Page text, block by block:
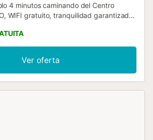
4 minutos caminando del Centro
WIFI gratuito, tranquilidad garantizada,
variedad de restaurantes de todo
en la misma puerta del edificio, a
de todo lo que puedas
!! Vivienda de 1 dormitorio,
para alquiler turístico de corta o
Ver oferta